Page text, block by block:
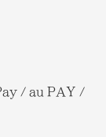
/ au PAY /